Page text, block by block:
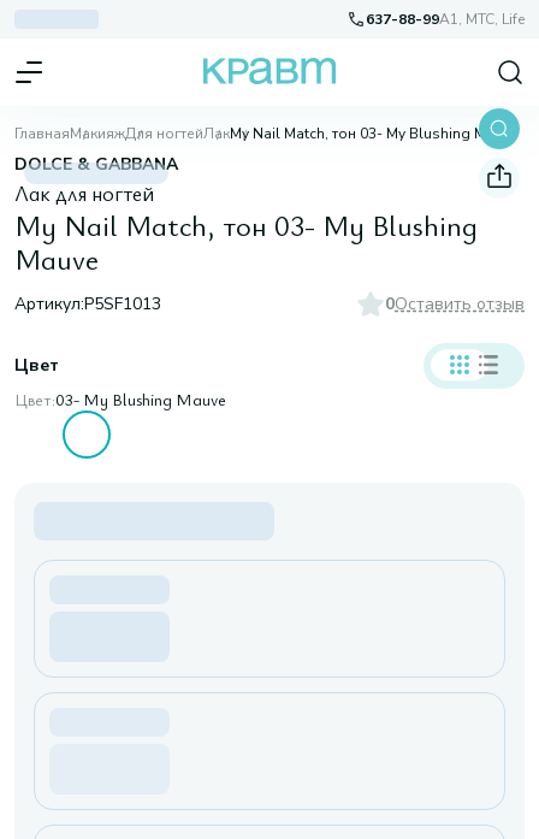
637-88-99A1, МТС, Life
ГлавнаяМакияжДля ногтейЛакMy Nail Match, тон 03- My Blushing Mauve
DOLCE & GABBANA
Лак для ногтей
My Nail Match, тон 03- My Blushing
Mauve
Артикул:P5SF1013 0Оставить отзыв
Цвет
Цвет:03- My Blushing Mauve